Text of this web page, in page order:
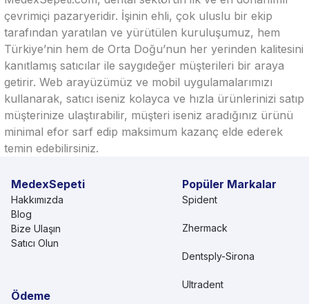
çevrimiçi pazaryeridir. İşinin ehli, çok uluslu bir ekip
tarafından yaratılan ve yürütülen kuruluşumuz, hem
Türkiye’nin hem de Orta Doğu’nun her yerinden kalitesini
kanıtlamış satıcılar ile saygıdeğer müşterileri bir araya
getirir. Web arayüzümüz ve mobil uygulamalarımızı
kullanarak, satıcı iseniz kolayca ve hızla ürünlerinizi satıp
müşterinize ulaştırabilir, müşteri iseniz aradığınız ürünü
minimal efor sarf edip maksimum kazanç elde ederek
temin edebilirsiniz.
MedexSepeti
Hakkımızda
Blog
Bize Ulaşın
Satıcı Olun
Ödeme
Popüler Markalar
Spident
Zhermack
Dentsply-Sirona
Ultradent